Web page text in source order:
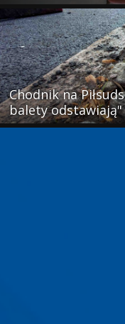
Chodnik na
balety odstawiają"